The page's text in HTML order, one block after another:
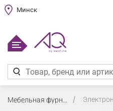
Минск